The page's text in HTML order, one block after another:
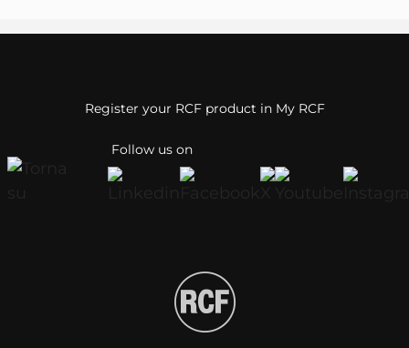
Follow us on
Register your RCF product in My RCF